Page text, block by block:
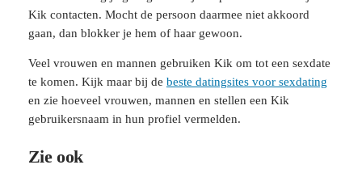
Kik contacten. Mocht de persoon daarmee niet akkoord
gaan, dan blokker je hem of haar gewoon.
Veel vrouwen en mannen gebruiken Kik om tot een sexdate
te komen. Kijk maar bij de beste datingsites voor sexdating
en zie hoeveel vrouwen, mannen en stellen een Kik
gebruikersnaam in hun profiel vermelden.
Zie ook